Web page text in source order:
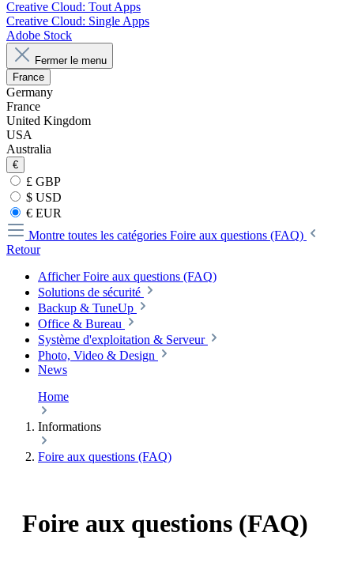
Creative Cloud: Tout Apps
Creative Cloud: Single Apps
Adobe Stock
Fermer le menu
France
Germany
France
United Kingdom
USA
Australia
€
£ GBP
$ USD
€ EUR
Montre toutes les catégories Foire aux questions (FAQ)
Retour
Afficher Foire aux questions (FAQ)
Solutions de sécurité
Backup & TuneUp
Office & Bureau
Système d'exploitation & Serveur
Photo, Video & Design
News
Home
Informations
Foire aux questions (FAQ)
Foire aux questions (FAQ)